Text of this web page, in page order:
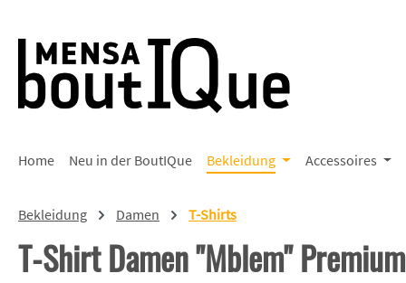
Home Neu in der BoutIQue Bekleidung Accessoires
Bekleidung Damen T-Shirts
T-Shirt Damen "Mblem" Premium